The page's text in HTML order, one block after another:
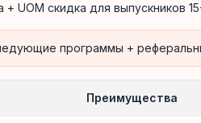
скидка для выпускников
программы +
Преимущества